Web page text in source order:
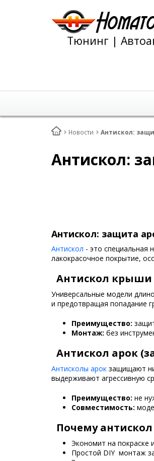
Тюнинг |
Новости Антискол:
Антискол:
Антискол: защита
Антискол - это специальная
лакокрасочное покрытие,
Антискол
Универсальные модели
и предотвращая попадание
Преимущество:
Монтаж: без
Антискол арок
Антисколы арок защищают
выдерживают агрессивную
Преимущество: не
Совместимость:
Почему
Экономит на покраске
Простой DIY монтаж